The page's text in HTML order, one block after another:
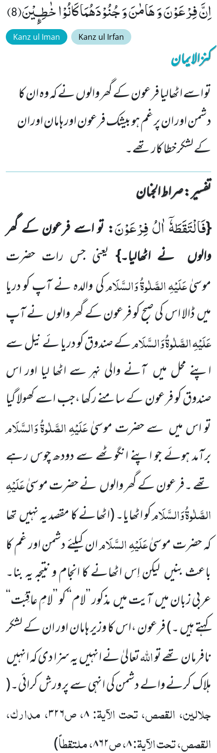
اِنَّ فِرْعَوْنَ وَ هَامٰنَ وَ جُنُوْدَهُمَا كَانُوْا خٰطِـٕیْنَ(8)
Kanz ul Iman Kanz ul Irfan
کنزالایمان
تو اسے اٹھالیا فرعون کے گھر والوں نے کہ وہ ان کا
دشمن اور ان پر غم ہو بیشک فرعون اور ہامان اور ان
کے لشکر خطا کار تھے۔
تفسیر : ‎صراط الجنان
{فَالْتَقَطَهٗۤ اٰلُ فِرْعَوْنَ: تو اسے فرعون کے گھر
والوں نے اٹھالیا۔} یعنی جس رات حضرت
موسیٰعَلَیْہِالصَّلٰوۃُوَالسَّلَامکی والدہ نے آپ کو دریا
میں ڈالا اس کی صبح کو فرعون کے گھر والوں نے آپ
عَلَیْہِالصَّلٰوۃُوَالسَّلَامکے صندوق کو دریا ئے نیل سے
اپنے محل میں آنے والی نہر سے اٹھا لیا اور اس
صندوق کو فرعون کے سامنے رکھا ،جب اسے کھولا گیا
تو اس میں سے حضرت موسیٰعَلَیْہِالصَّلٰوۃُوَالسَّلَام
برآمد ہوئے جو اپنے انگوٹھے سے دودھ چوس رہے
تھے ۔فرعون کے گھر والوں نے حضرت موسیٰعَلَیْہِ
الصَّلٰوۃُوَالسَّلَامکو اٹھایا۔ (اٹھانے کا مقصد یہ نہیں تھا
کہ حضرت موسیٰعَلَیْہِ السَّلَامان کیلئے دشمن اور غم کا
باعث بنیں لیکن اِس اٹھانے کا انجام و نتیجہ یہ بنا۔
عربی زبان میں آیت میں مذکور ’’لام‘‘ کو ’’لامِ عاقِبَت‘‘
کہتے ہیں ۔) فرعون ،اس کا وزیر ہامان اور ان کے لشکر
نافرمان تھے تواللہتعالیٰ نے انہیں یہ سزا دی کہ انہیں
ہلاک کرنے والے دشمن کی انہی سے پر ورش کرائی۔(
جلالین، القصص، تحت الآیۃ:۸، ص۳۲۶، مدارک،
القصص، تحت الآیۃ:۸، ص۸۶۲، ملتقطاً)